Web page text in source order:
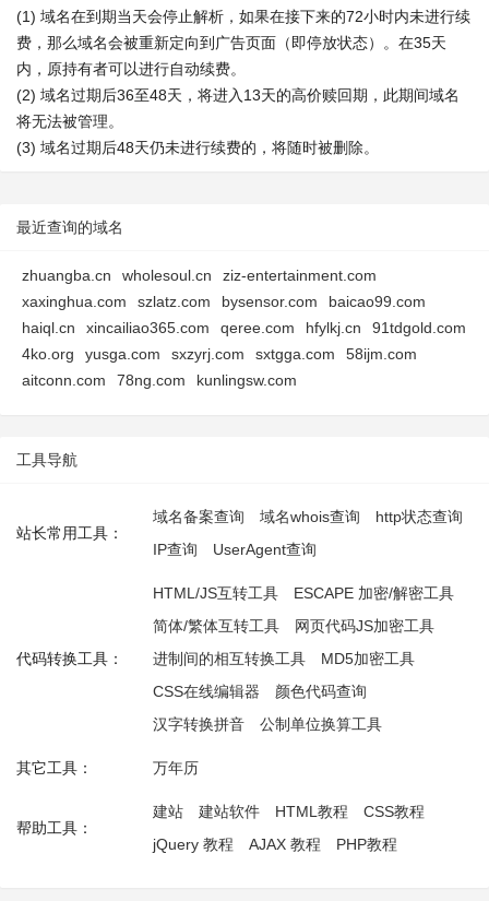
(1) 域名在到期当天会停止解析，如果在接下来的72小时内未进行续
费，那么域名会被重新定向到广告页面（即停放状态）。在35天
内，原持有者可以进行自动续费。
(2) 域名过期后36至48天，将进入13天的高价赎回期，此期间域名
将无法被管理。
(3) 域名过期后48天仍未进行续费的，将随时被删除。
最近查询的域名
zhuangba.cn wholesoul.cn
ziz-entertainment.com
xaxinghua.com
szlatz.com bysensor.com
baicao99.com
haiql.cn
xincailiao365.com qeree.com hfylkj.cn
91tdgold.com
4ko.org
yusga.com sxzyrj.com sxtgga.com
58ijm.com
aitconn.com
78ng.com kunlingsw.com
工具导航
站长常用工具：
域名备案查询 域名whois查询
http状态查询
IP查询
UserAgent查询
代码转换工具：
HTML/JS互转工具
ESCAPE 加密/解密工具
简体/繁体互转工具
网页代码JS加密工具
进制间的相互转换工具
MD5加密工具
CSS在线编辑器
颜色代码查询
汉字转换拼音
公制单位换算工具
其它工具： 万年历
帮助工具：
建站 建站软件 HTML教程
CSS教程
jQuery 教程
AJAX 教程 PHP教程